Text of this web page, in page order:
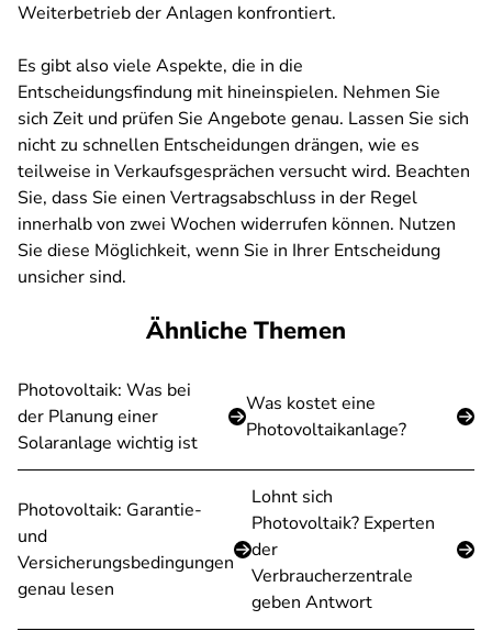
Weiterbetrieb der Anlagen konfrontiert.
Es gibt also viele Aspekte, die in die
Entscheidungsfindung mit hineinspielen. Nehmen Sie
sich Zeit und prüfen Sie Angebote genau. Lassen Sie sich
nicht zu schnellen Entscheidungen drängen, wie es
teilweise in Verkaufsgesprächen versucht wird. Beachten
Sie, dass Sie einen Vertragsabschluss in der Regel
innerhalb von zwei Wochen widerrufen können. Nutzen
Sie diese Möglichkeit, wenn Sie in Ihrer Entscheidung
unsicher sind.
Ähnliche Themen
Photovoltaik: Was bei
der Planung einer
Solaranlage wichtig ist
Was kostet eine
Photovoltaikanlage?
Photovoltaik: Garantie-
und
Versicherungsbedingungen
genau lesen
Lohnt sich
Photovoltaik? Experten
der
Verbraucherzentrale
geben Antwort